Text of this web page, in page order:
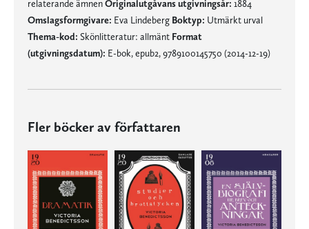
relaterande ämnenOriginalutgåvans utgivningsår: 1884
Omslagsformgivare: Eva Lindeberg Boktyp: Utmärkt urval
Thema-kod: Skönlitteratur: allmänt Format
(utgivningsdatum): E-bok, epub2, 9789100145750 (2014-12-19)
Fler böcker av författaren